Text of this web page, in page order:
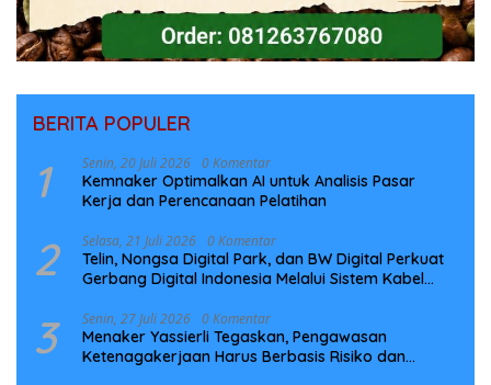
BERITA POPULER
1 Senin, 20 Juli 2026 0 Komentar
Kemnaker Optimalkan AI untuk Analisis Pasar
Kerja dan Perencanaan Pelatihan
2 Selasa, 21 Juli 2026 0 Komentar
Telin, Nongsa Digital Park, dan BW Digital Perkuat
Gerbang Digital Indonesia Melalui Sistem Kabel
3 Senin, 27 Juli 2026 0 Komentar
Menaker Yassierli Tegaskan, Pengawasan
Ketenagakerjaan Harus Berbasis Risiko dan